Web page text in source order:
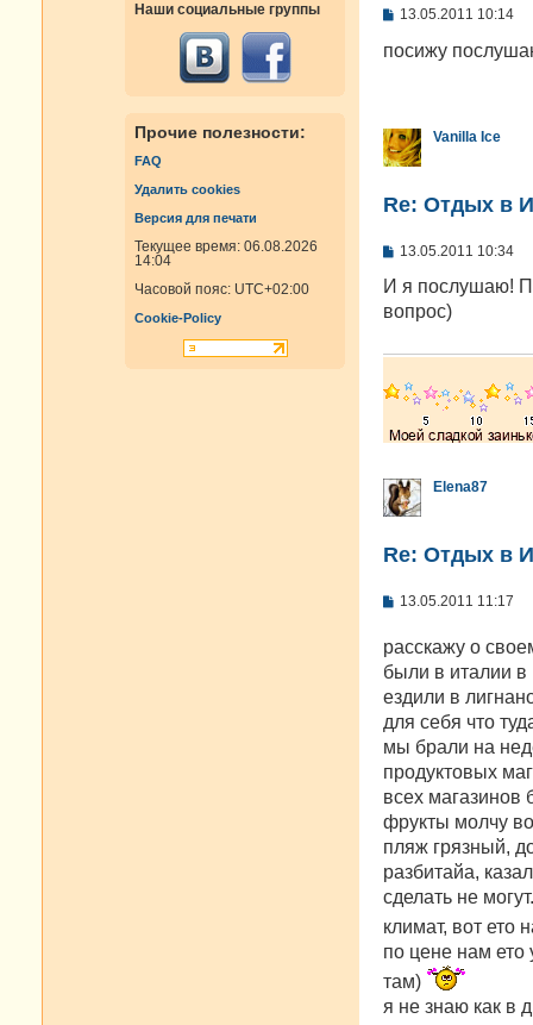
Наши социальные группы
Прочие полезности:
FAQ
Удалить cookies
Версия для печати
Текущее время: 06.08.2026
14:04
Часовой пояс: UTC+02:00
Cookie-Policy
С
о
и
е
13.05.2011 10:14
посижу
Vanilla Ice
Re: Отдых в
С
о
щ
13.05.2011 10:34
И я послушаю!
вопрос)
Elena87
Re: Отдых в
С
б
щ
е
н
и
е
13.05.2011 11:17
расскажу о
были в италии в
ездили в
для себя что
мы брали на
продуктовых
всех
фрукты молчу
пляж грязный,
разбитайа,
сделать не
климат, вот ето
по цене нам ето
там)
я не знаю как в